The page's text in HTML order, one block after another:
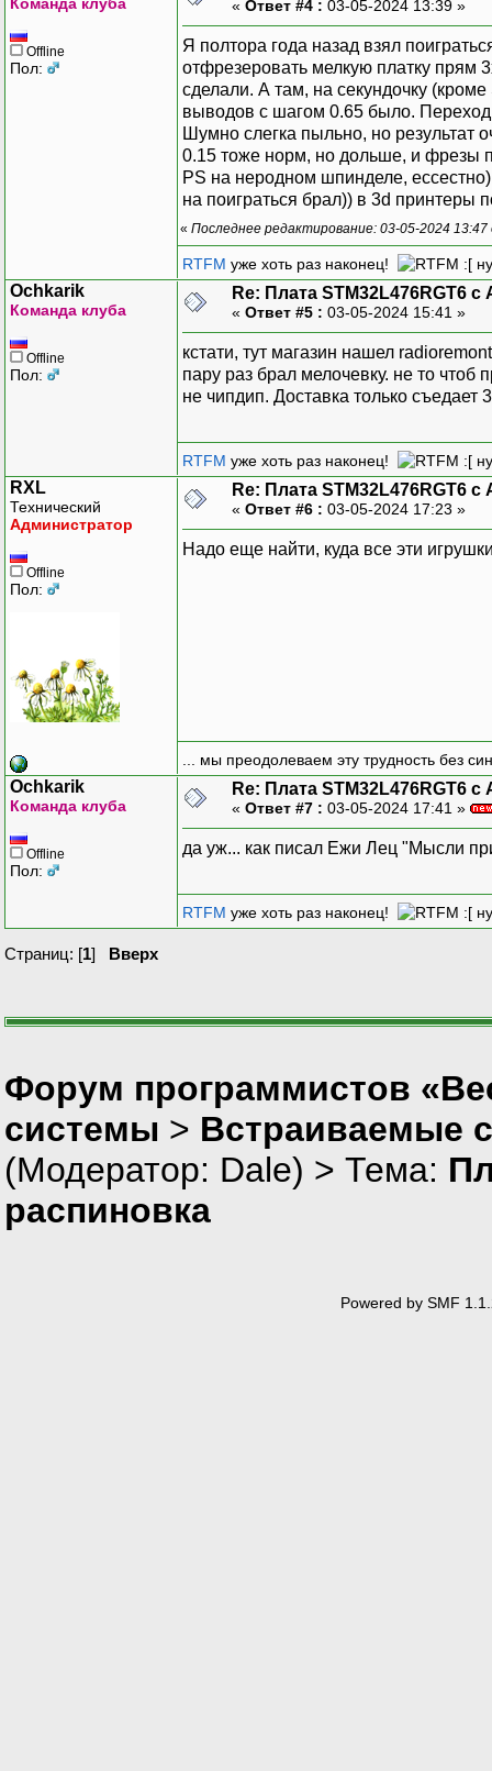
Offline
Пол:
« Ответ #4 : 03-05-2024 13:39 »
Я полтора года назад взял
отфрезеровать мелкую платку прям
сделали. А там, на секундочку
выводов с шагом 0.65 было.
Шумно слегка пыльно, но результат
0.15 тоже норм, но дольше, и фрезы
PS на неродном шпинделе,
на поиграться брал)) в 3d принтеры
« Последнее редактирование: 03-05-2024
RTFM уже хоть раз наконец! :[
Ochkarik
Команда клуба
Offline
Пол:
Re: Плата STM32L476RGT6
« Ответ #5 : 03-05-2024 15:41 »
кстати, тут магазин нашел
пару раз брал мелочевку. не то
не чипдип. Доставка только
RTFM уже хоть раз наконец! :[
RXL
Технический
Администратор
Offline
Пол:
Re: Плата STM32L476RGT6
« Ответ #6 : 03-05-2024 17:23 »
Надо еще найти, куда все эти
... мы преодолеваем эту трудность без
Ochkarik
Команда клуба
Offline
Пол:
Re: Плата STM32L476RGT6
« Ответ #7 : 03-05-2024 17:41 »
да уж... как писал Ежи Лец "Мысли
RTFM уже хоть раз наконец! :[
Страниц: [1] Вверх
Форум программистов
системы > Встраиваемые
(Модератор: Dale) > Тема:
распиновка
Powered by SMF